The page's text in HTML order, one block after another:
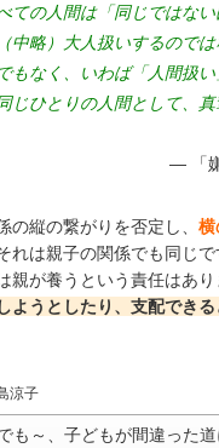
ての人間は「同じではない
中略）大人扱いするので
もなく、いわば「人間扱
じひとりの人間として、
「
の縦の繋がりを否定し、 横
れは親子の関係でも同じ
親が養うという責任はあ
ようとしたり、支配でき
涼子
も～、子どもが間違った